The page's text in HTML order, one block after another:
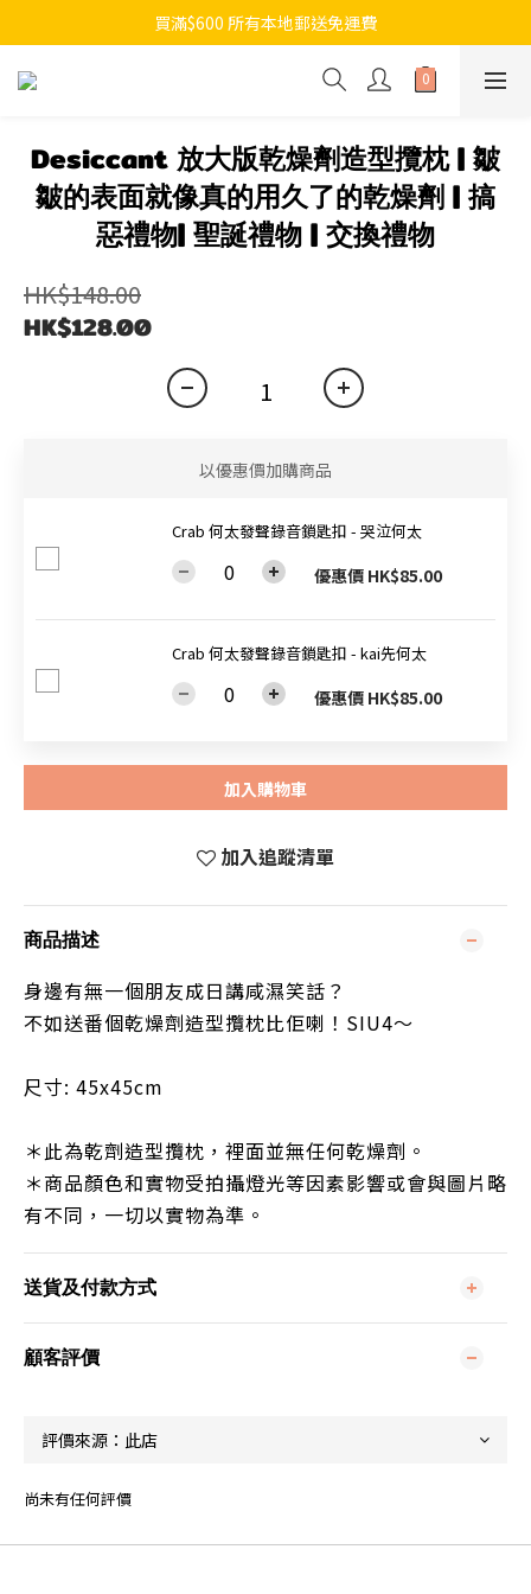
買滿$600 所有本地郵送免運費
Desiccant 放大版乾燥劑造型攬枕 | 皺
皺的表面就像真的用久了的乾燥劑 | 搞
惡禮物| 聖誕禮物 | 交換禮物
HK$148.00
HK$128.00
以優惠價加購商品
Crab 何太發聲錄音鎖匙扣 - 哭泣何太
優惠價 HK$85.00
Crab 何太發聲錄音鎖匙扣 - kai先何太
優惠價 HK$85.00
加入購物車
加入追蹤清單
商品描述
身邊有無一個朋友成日講咸濕笑話？
不如送番個乾燥劑造型攬枕比佢喇！SIU4～
尺寸: 45x45cm
＊此為乾劑造型攬枕，裡面並無任何乾燥劑。
＊商品顏色和實物受拍攝燈光等因素影響或會與圖片略
有不同，一切以實物為準。
送貨及付款方式
顧客評價
尚未有任何評價